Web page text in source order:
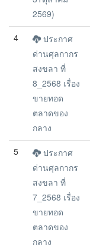
2569)
4
ประกาศ
ด่านศุลกากร
สงขลา ที่
8_2568 เรื่อง
ขายทอด
ตลาดของ
กลาง
5
ประกาศ
ด่านศุลกากร
สงขลา ที่
7_2568 เรื่อง
ขายทอด
ตลาดของ
กลาง